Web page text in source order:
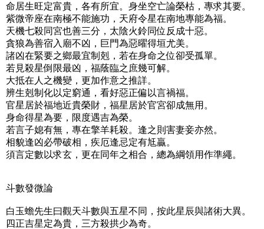
命居生旺定富貴，各有所宜。身坐空亡論榮枯，專求其要。
紫微帝座在南極不能施功，天府令星在南地專能為福。
天機七殺同宮也善三分，太陰火鈴同位反成十惡。
貪狼為善宿入廟不凶，巨門為惡曜得垣尤美。
諸凶在緊要之鄉最宜制剋，若在身命之位卻受孤單。
若見殺星倒限最凶，福蔭臨之庶幾可解。
大抵在人之機變，更加作意之推詳。
辨生剋制化以定窮通，看好惡正偏以言禍福。
官星居於福地近貴榮財，福星居於官宮卻成無用。
身命得星為要，限度遇吉為榮。
若言子媳有無，專在擎羊耗殺。逢之則害妻妾亦然。
相貌逢凶必帶破相，疾厄逢忌定有尪贏。
須言定數以求玄，更在同年之相合，總為綱領用作準繩。
斗數發微論
白玉蟾先生曰觀天斗數與五星不同，按此星辰與諸術大異。
四正吉星定為貴，三方殺拱少為奇。